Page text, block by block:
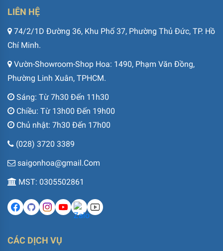
LIÊN HỆ
74/2/1D Đường 36, Khu Phố 37, Phường Thủ Đức, TP. Hồ
Chí Minh.
Vườn-Showroom-Shop Hoa: 1490, Phạm Văn Đồng,
Phường Linh Xuân, TPHCM.
Sáng: Từ 7h30 Đến 11h30
Chiều: Từ 13h00 Đến 19h00
Chủ nhật: 7h30 Đến 17h00
(028) 3720 3389
saigonhoa@gmail.Com
MST: 0305502861
CÁC DỊCH VỤ